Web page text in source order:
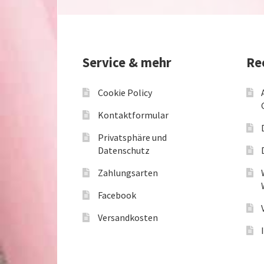
Service & mehr
Cookie Policy
Kontaktformular
Privatsphäre und
Datenschutz
Zahlungsarten
Facebook
Versandkosten